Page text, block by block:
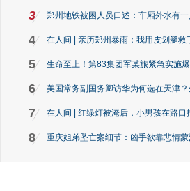
3 郑州地铁被困人员口述：车厢外水有
4 在人间 | 亲历郑州暴雨：我用皮划艇救
5 生命至上！第83集团军某旅紧急实施
6 美国常务副国务卿访华为何选在天津
7 在人间 | 红绿灯被淹后，小男孩在路口
8 重庆姐弟坠亡案细节：凶手欲靠悲情